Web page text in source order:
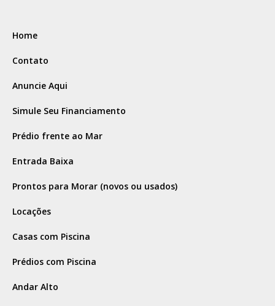
Home
Contato
Anuncie Aqui
Simule Seu Financiamento
Prédio frente ao Mar
Entrada Baixa
Prontos para Morar (novos ou usados)
Locações
Casas com Piscina
Prédios com Piscina
Andar Alto